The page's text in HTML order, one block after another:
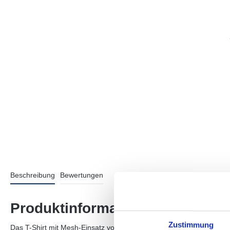
Zustimmung
Beschreibung Bewertungen
Produktinformationen "TOS
Das T-Shirt mit Mesh-Einsatz von CECIL für Damen verbindet